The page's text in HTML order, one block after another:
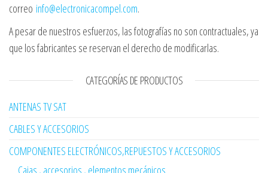
correo info@electronicacompel.com.
A pesar de nuestros esfuerzos, las fotografías no son contractuales, ya
que los fabricantes se reservan el derecho de modificarlas.
CATEGORÍAS DE PRODUCTOS
ANTENAS TV SAT
CABLES Y ACCESORIOS
COMPONENTES ELECTRÓNICOS,REPUESTOS Y ACCESORIOS
Cajas , accesorios , elementos mecánicos